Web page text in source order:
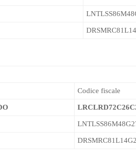
Codice fiscale